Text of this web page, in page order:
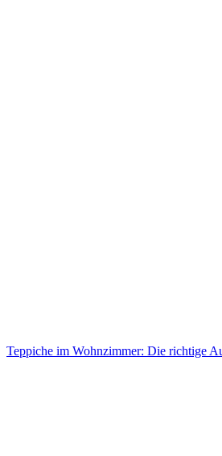
Teppiche im Wohnzimmer: Die richtige